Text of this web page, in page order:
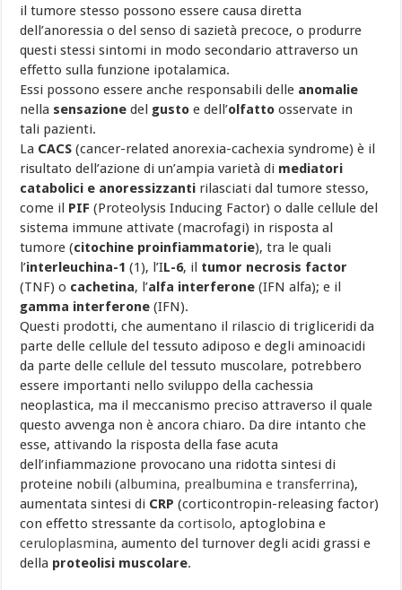
il tumore stesso possono essere causa diretta
dell’anoressia o del senso di sazietà precoce, o produrre
questi stessi sintomi in modo secondario attraverso un
effetto sulla funzione ipotalamica.
Essi possono essere anche responsabili delle anomalie
nella sensazionedel gusto e dell’olfatto osservate in
tali pazienti.
La CACS (cancer-related anorexia-cachexia syndrome) è il
risultato dell’azione di un’ampia varietà di mediatori
catabolici e anoressizzanti rilasciati dal tumore stesso,
come il PIF(Proteolysis Inducing Factor) o dalle cellule del
sistema immune attivate (macrofagi) in risposta al
tumore (citochine proinfiammatorie), tra le quali
l’interleuchina-1 (1), l’IL-6, il tumor necrosis factor
(TNF) o cachetina, l’alfa interferone (IFN alfa); e il
gamma interferone(IFN).
Questi prodotti, che aumentano il rilascio di trigliceridi da
parte delle cellule del tessuto adiposo e degli aminoacidi
da parte delle cellule del tessuto muscolare, potrebbero
essere importanti nello sviluppo della cachessia
neoplastica, ma il meccanismo preciso attraverso il quale
questo avvenga non è ancora chiaro. Da dire intanto che
esse, attivando la risposta della fase acuta
dell’infiammazione provocano una ridotta sintesi di
proteine nobili (albumina, prealbumina e transferrina),
aumentata sintesi di CRP (corticontropin-releasing factor)
con effetto stressante dacortisolo, aptoglobina e
ceruloplasmina, aumento del turnover degli acidi grassi e
della proteolisi muscolare.